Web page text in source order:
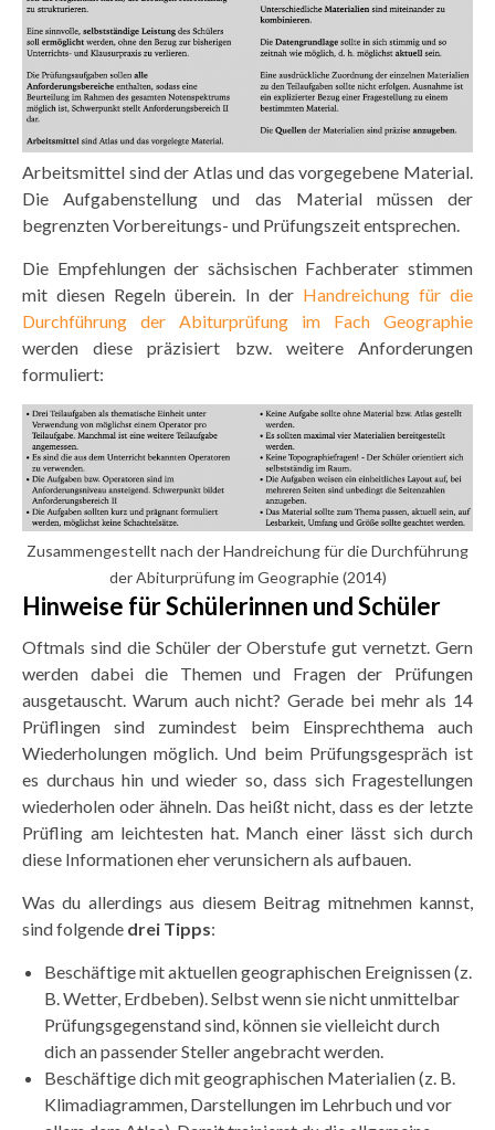
Arbeitsmittel sind der Atlas und das vorgegebene Material.
Die Aufgabenstellung und das Material müssen der
begrenzten Vorbereitungs- und Prüfungszeit entsprechen.
Die Empfehlungen der sächsischen Fachberater stimmen
mit diesen Regeln überein. In der Handreichung für die
Durchführung der Abiturprüfung im Fach Geographie
werden diese präzisiert bzw. weitere Anforderungen
formuliert:
Zusammengestellt nach der Handreichung für die Durchführung
der Abiturprüfung im Geographie (2014)
Hinweise für Schülerinnen und Schüler
Oftmals sind die Schüler der Oberstufe gut vernetzt. Gern
werden dabei die Themen und Fragen der Prüfungen
ausgetauscht. Warum auch nicht? Gerade bei mehr als 14
Prüflingen sind zumindest beim Einsprechthema auch
Wiederholungen möglich. Und beim Prüfungsgespräch ist
es durchaus hin und wieder so, dass sich Fragestellungen
wiederholen oder ähneln. Das heißt nicht, dass es der letzte
Prüfling am leichtesten hat. Manch einer lässt sich durch
diese Informationen eher verunsichern als aufbauen.
Was du allerdings aus diesem Beitrag mitnehmen kannst,
sind folgende drei Tipps:
Beschäftige mit aktuellen geographischen Ereignissen (z.
B. Wetter, Erdbeben). Selbst wenn sie nicht unmittelbar
Prüfungsgegenstand sind, können sie vielleicht durch
dich an passender Steller angebracht werden.
Beschäftige dich mit geographischen Materialien (z. B.
Klimadiagrammen, Darstellungen im Lehrbuch und vor